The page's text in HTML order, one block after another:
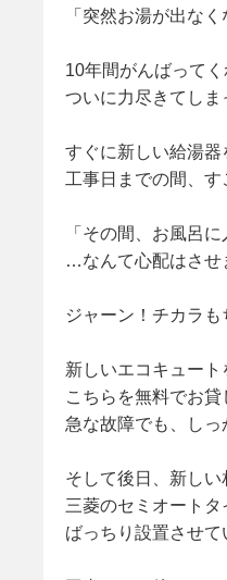
「突然お湯が出な
10年間がんばってく
ついに力尽きてし
すぐに新しい給湯器
工事日までの間、
「その間、お風呂
…なんて心配はさせ
ジャーン！チカラ
新しいエコキュート
こちらを無料でお貸
急な故障でも、し
そして後日、新しい
三菱のセミオート
ばっちり設置させて